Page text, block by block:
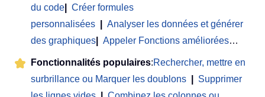
du code
Créer formules
personnalisées
Analyser les données et générer
des graphiques
Appeler Fonctions améliorées…
Fonctionnalités populaires:Rechercher, mettre en
surbrillance ou Marquer les doublons
Supprimer